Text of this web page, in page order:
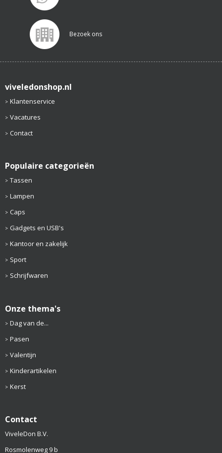
Bezoek ons
viveledonshop.nl
Klantenservice
Vacatures
Contact
Populaire categorieën
Tassen
Lampen
Caps
Gadgets en USB's
Kantoor en zakelijk
Sport
Schrijfwaren
Onze thema's
Dag van de...
Pasen
Valentijn
Kinderartikelen
Kerst
Contact
ViveleDon B.V.
Rosmolenweg 9 b